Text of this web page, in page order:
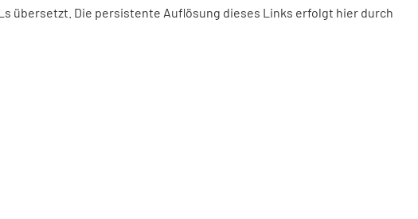
übersetzt. Die persistente Auflösung dieses Links erfolgt hier durch